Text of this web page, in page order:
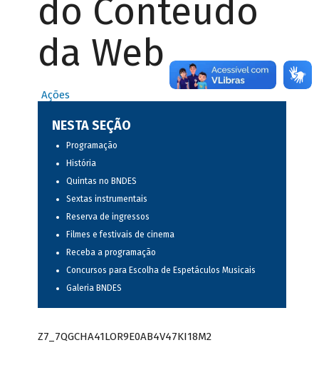
do Conteúdo
da Web
Ações
NESTA SEÇÃO
Programação
História
Quintas no BNDES
Sextas instrumentais
Reserva de ingressos
Filmes e festivais de cinema
Receba a programação
Concursos para Escolha de Espetáculos Musicais
Galeria BNDES
Z7_7QGCHA41LOR9E0AB4V47KI18M2